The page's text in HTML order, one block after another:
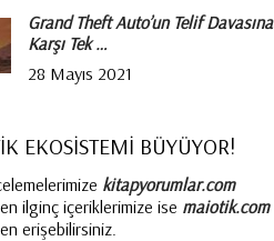
Grand Theft Auto’un Telif Davasına
Karşı Tek …
28 Mayıs 2021
EKOSİSTEMİ BÜYÜYOR!
kitapyorumlar.com
ilginç içeriklerimize ise maiotik.com
erişebilirsiniz.